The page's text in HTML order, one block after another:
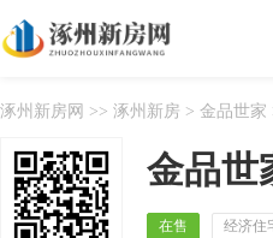
涿州新房网 >> 涿州新房 > 金品世家
金品世
在售 经济住